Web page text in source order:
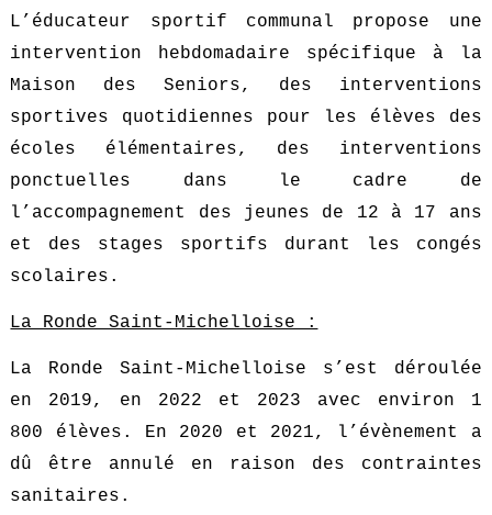
L’éducateur sportif communal propose une
intervention hebdomadaire spécifique à la
Maison des Seniors, des interventions
sportives quotidiennes pour les élèves des
écoles élémentaires, des interventions
ponctuelles dans le cadre de
l’accompagnement des jeunes de 12 à 17 ans
et des stages sportifs durant les congés
scolaires.
La Ronde Saint-Michelloise :
La Ronde Saint-Michelloise s’est déroulée
en 2019, en 2022 et 2023 avec environ 1
800 élèves. En 2020 et 2021, l’évènement a
dû être annulé en raison des contraintes
sanitaires.